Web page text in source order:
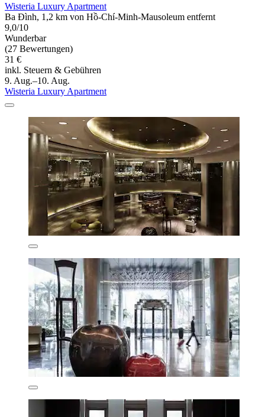
Wisteria Luxury Apartment
Ba Đình, 1,2 km von Hồ-Chí-Minh-Mausoleum entfernt
9,0/10
Wunderbar
(27 Bewertungen)
31 €
inkl. Steuern & Gebühren
9. Aug.–10. Aug.
Wisteria Luxury Apartment